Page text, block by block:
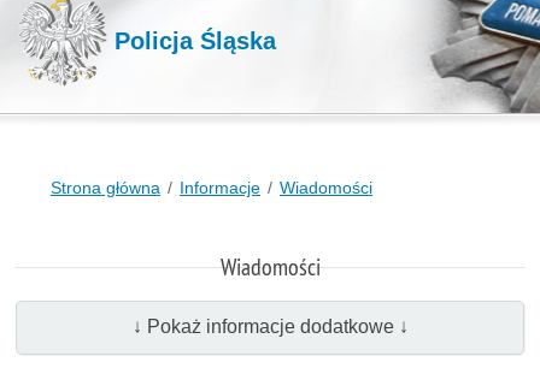
Policja Śląska
Strona główna Informacje Wiadomości
Wiadomości
↓ Pokaż informacje dodatkowe ↓